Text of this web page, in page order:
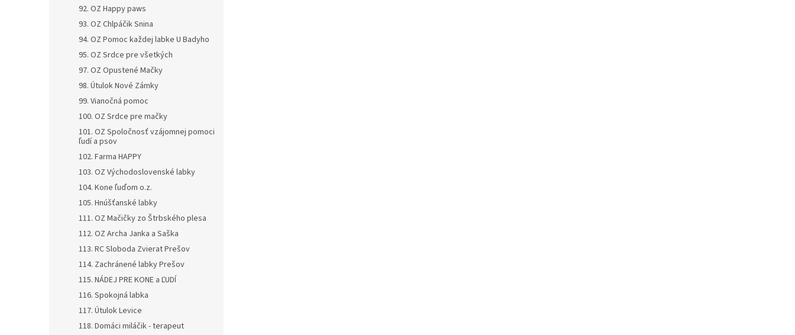
92. OZ Happy paws
93. OZ Chlpáčik Snina
94. OZ Pomoc každej labke U Badyho
95. OZ Srdce pre všetkých
97. OZ Opustené Mačky
98. Útulok Nové Zámky
99. Vianočná pomoc
100. OZ Srdce pre mačky
101. OZ Spoločnosť vzájomnej pomoci
ľudí a psov
102. Farma HAPPY
103. OZ Východoslovenské labky
104. Kone ľuďom o.z.
105. Hnúšťanské labky
111. OZ Mačičky zo Štrbského plesa
112. OZ Archa Janka a Saška
113. RC Sloboda Zvierat Prešov
114. Zachránené labky Prešov
115. NÁDEJ PRE KONE a ĽUDÍ
116. Spokojná labka
117. Útulok Levice
118. Domáci miláčik - terapeut